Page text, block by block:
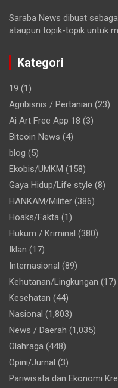
Saraba News dibuat
ataupun topik-topik untuk
Kategori
19 (1)
Agribisnis / Pertanian (23)
Ai Art Free App 18 (3)
Bitcoin News (4)
blog (5)
Ekobis/UMKM (158)
Gaya Hidup/Life style (8)
HANKAM/Militer (386)
Hoaks/Fakta (1)
Hukum / Kriminal (380)
Iklan (17)
Internasional (89)
Kehutanan/Lingkungan (17)
Kesehatan (44)
Nasional (1,803)
News / Daerah (1,035)
Olahraga (448)
Opini/Jurnal (3)
Pariwisata dan Ekonomi